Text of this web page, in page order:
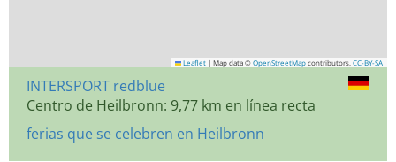
Leaflet | Map data © OpenStreetMap contributors, CC-BY-SA
INTERSPORT redblue
Centro de Heilbronn: 9,77 km en línea recta
ferias que se celebren en Heilbronn